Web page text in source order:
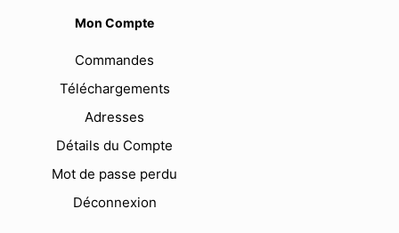
Mon Compte
Commandes
Téléchargements
Adresses
Détails du Compte
Mot de passe perdu
Déconnexion